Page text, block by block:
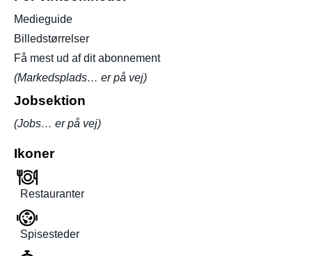
Medieguide
Billedstørrelser
Få mest ud af dit abonnement
(Markedsplads… er på vej)
Jobsektion
(Jobs… er på vej)
Ikoner
Restauranter
Spisesteder